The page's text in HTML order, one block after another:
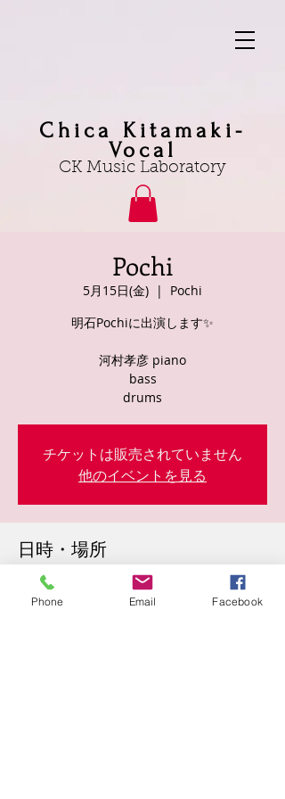
Chica Kitamaki-
Vocal
CK Music Laboratory
Pochi
5月15日(金)
  |
Pochi
明石Pochiに出演します✨
河村孝彦 piano
bass
drums
チケットは販売されていません
他のイベントを見る
日時・場所
2026年5月15日 19:30
Pochi, 日本、〒673-0892 兵庫県明石市本町
Phone Email Facebook